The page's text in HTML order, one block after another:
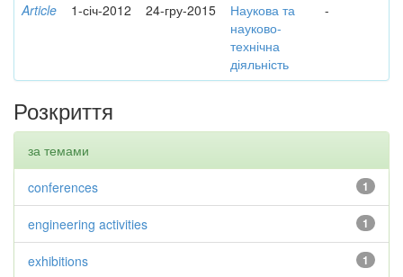
Article 1-січ-2012 24-гру-2015
Наукова та
науково-
технічна
діяльність
-
Розкриття
за темами
1
conferences
1
engineering activities
1
exhibitions